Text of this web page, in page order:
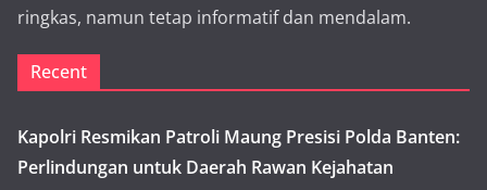
ringkas, namun tetap informatif dan mendalam.
Recent
Kapolri Resmikan Patroli Maung Presisi Polda Banten:
Perlindungan untuk Daerah Rawan Kejahatan